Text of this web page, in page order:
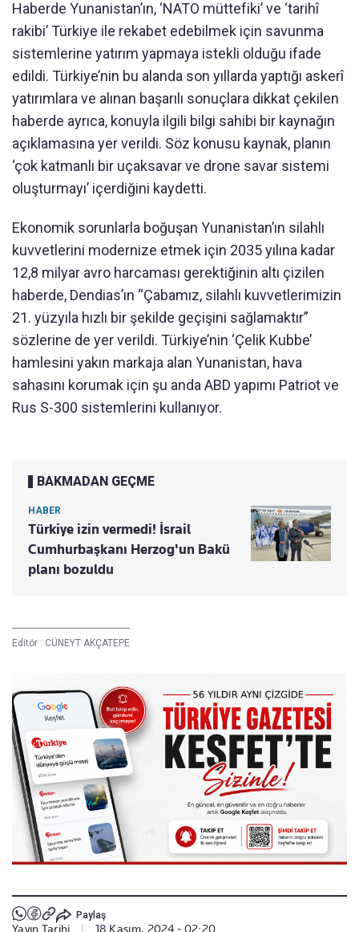
Haberde Yunanistan’ın, ‘NATO müttefiki’ ve ‘tarihî
rakibi’ Türkiye ile rekabet edebilmek için savunma
sistemlerine yatırım yapmaya istekli olduğu ifade
edildi. Türkiye’nin bu alanda son yıllarda yaptığı askerî
yatırımlara ve alınan başarılı sonuçlara dikkat çekilen
haberde ayrıca, konuyla ilgili bilgi sahibi bir kaynağın
açıklamasına yer verildi. Söz konusu kaynak, planın
‘çok katmanlı bir uçaksavar ve drone savar sistemi
oluşturmayı’ içerdiğini kaydetti.
Ekonomik sorunlarla boğuşan Yunanistan’ın silahlı
kuvvetlerini modernize etmek için 2035 yılına kadar
12,8 milyar avro harcaması gerektiğinin altı çizilen
haberde, Dendias’ın “Çabamız, silahlı kuvvetlerimizin
21. yüzyıla hızlı bir şekilde geçişini sağlamaktır”
sözlerine de yer verildi. Türkiye’nin ‘Çelik Kubbe’
hamlesini yakın markaja alan Yunanistan, hava
sahasını korumak için şu anda ABD yapımı Patriot ve
Rus S-300 sistemlerini kullanıyor.
BAKMADAN GEÇME
HABER
Türkiye izin vermedi! İsrail
Cumhurbaşkanı Herzog'un Bakü
planı bozuldu
Editör : CÜNEYT AKÇATEPE
Paylaş
Yayın Tarihi 18 Kasım, 2024 - 02:20